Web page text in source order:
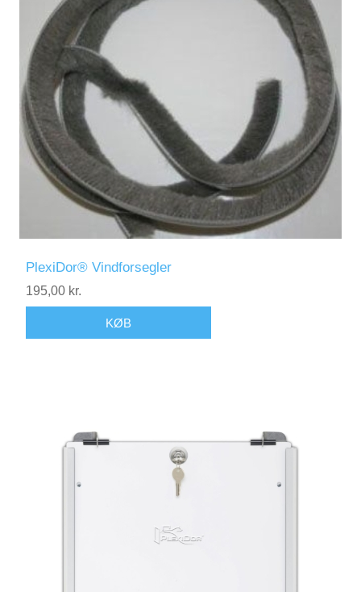
PlexiDor® Vindforsegler
195,00 kr.
KØB